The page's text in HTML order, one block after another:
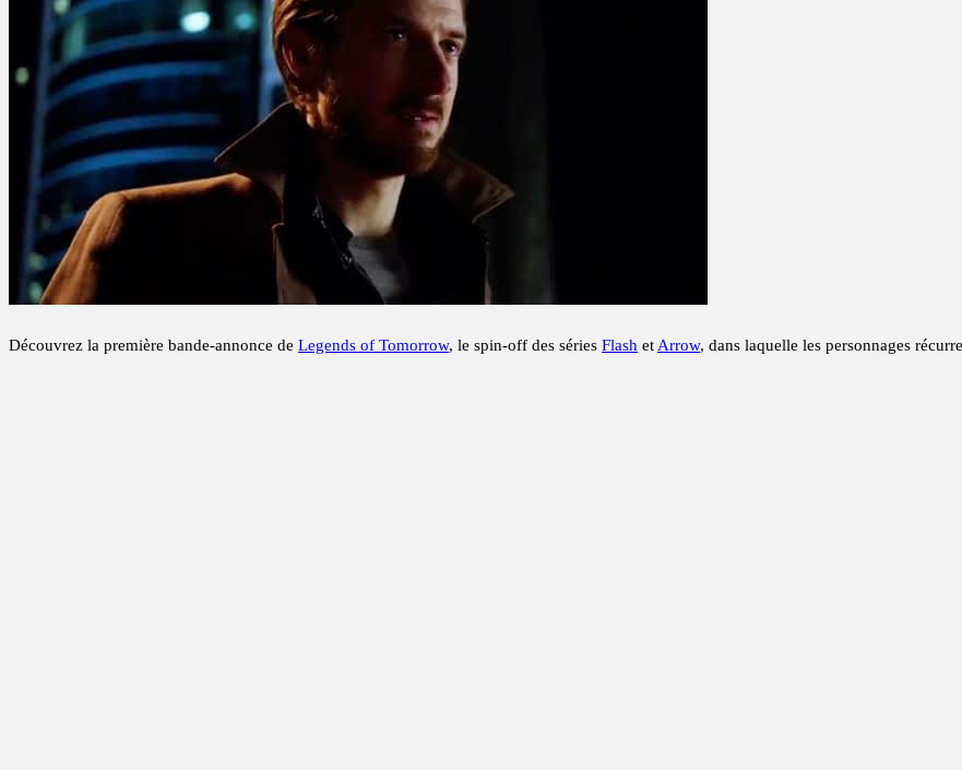
Découvrez la première bande-annonce de Legends of Tomorrow, le spin-off des séries Flash et Arrow, dans laquelle les personnages